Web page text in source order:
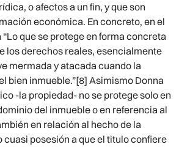
o afectos a un fin, y que son
económica. En concreto, en el
que se protege en forma concreta
los derechos reales, esencialmente
mermada y atacada cuando la
bien inmueble.”[8] Asimismo Donna
-la propiedad- no se protege solo en
del inmueble o en referencia al
en relación al hecho de la
cuasi posesión a que el titulo confiere